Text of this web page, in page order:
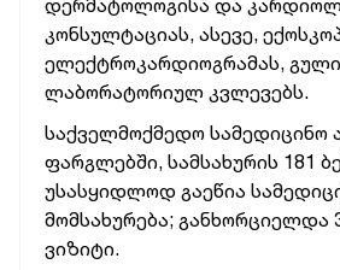
დერმატოლოგისა და
კონსულტაციას, ასევე,
ელექტროკარდიოგრამას,
ლაბორატორიულ კვლევებს.
საქველმოქმედო სამედიცინო
ფარგლებში, სამსახურის 181
უსასყიდლოდ გაეწია
მომსახურება; განხორციელდა
ვიზიტი.